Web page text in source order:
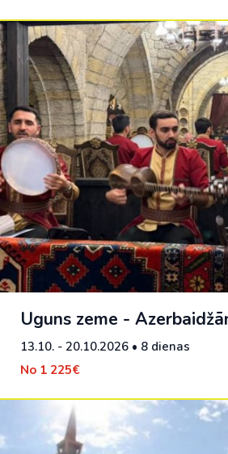
Uguns zeme -
13.10. - 20.10.2026 • 8 dienas
No 1 225€